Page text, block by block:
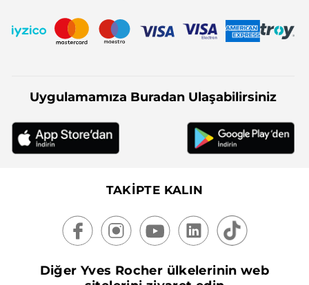
Uygulamamıza Buradan Ulaşabilirsiniz
TAKİPTE KALIN
Diğer Yves Rocher ülkelerinin web